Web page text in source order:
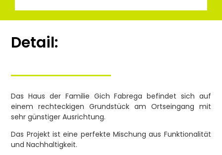
Detail:
Das Haus der Familie Gich Fabrega befindet sich auf
einem rechteckigen Grundstück am Ortseingang mit
sehr günstiger Ausrichtung.
Das Projekt ist eine perfekte Mischung aus Funktionalität
und Nachhaltigkeit.